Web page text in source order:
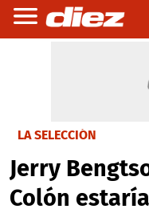
LA SELECCIÓN
Jerry
Colón